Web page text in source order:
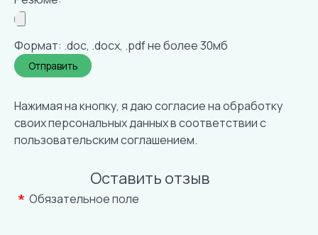
Формат: .doc, .docx, .pdf не более 30мб
Нажимая на кнопку, я даю согласие на обработку
своих персональных данных в соответствии с
пользовательским соглашением.
Оставить отзыв
Обязательное поле